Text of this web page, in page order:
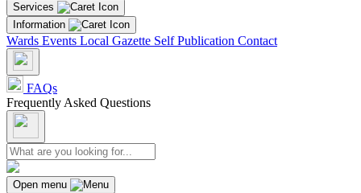
Services
Information
Wards Events Local Gazette Self Publication Contact
FAQs
Frequently Asked Questions
Open menu